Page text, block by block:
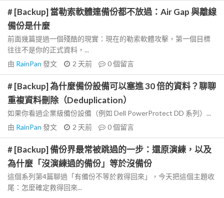
# [Backup] 當勒索軟體連備份都不放過：Air Gap 與離線
備份是什麼
前面幾篇提過一個殘酷的現實：現在的勒索軟體攻擊，第一個目標
往往不是你的正式資料，...
由 RainPan 發文 2 天前 0個留言
# [Backup] 為什麼備份設備可以塞進 30 倍的資料？聊聊
重複資料刪除（Deduplication）
如果你看過企業級備份設備（例如 Dell PowerProtect DD 系列）...
由 RainPan 發文 2 天前 0個留言
# [Backup] 備份界最常被跳過的一步：還原演練，以及
為什麼「沒演練過的備份」等於沒備份
這個系列第4篇聊過「有備份不等於救得回來」，今天把這個主題收
尾：怎麼確定救得回來...